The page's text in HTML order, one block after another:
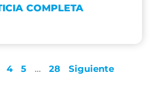
COMPLETA
4 5 … 28 Siguiente